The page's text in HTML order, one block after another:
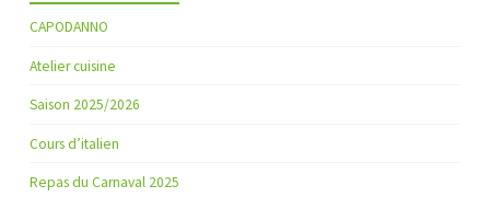
CAPODANNO
Atelier cuisine
Saison 2025/2026
Cours d’italien
Repas du Carnaval 2025